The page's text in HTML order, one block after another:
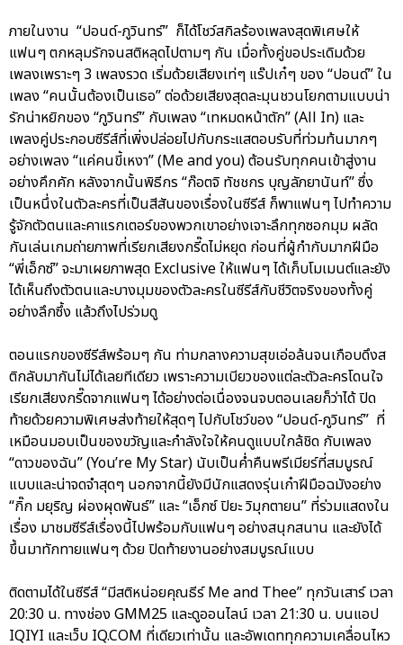
ภายในงาน “ปอนด์-ภูวินทร์” ก็ได้โชว์สกิลร้องเพลงสุดพิเศษให้
แฟนๆ ตกหลุมรักจนสติหลุดไปตามๆ กัน เมื่อทั้งคู่ขอประเดิมด้วย
เพลงเพราะๆ 3 เพลงรวด เริ่มด้วยเสียงเท่ๆ แร๊ปเก๋ๆ ของ “ปอนด์” ใน
เพลง “คนนั้นต้องเป็นเธอ” ต่อด้วยเสียงสุดละมุนชวนโยกตามแบบน่า
รักน่าหยิกของ “ภูวินทร์” กับเพลง “เทหมดหน้าตัก” (All In) และ
เพลงคู่ประกอบซีรีส์ที่เพิ่งปล่อยไปกับกระแสตอบรับที่ท่วมท้นมากๆ
อย่างเพลง “แค่คนขี้เหงา” (Me and you) ต้อนรับทุกคนเข้าสู่งาน
อย่างคึกคัก หลังจากนั้นพิธีกร “ก๊อตจิ ทัชชกร บุญลัภยานันท์” ซึ่ง
เป็นหนึ่งในตัวละครที่เป็นสีสันของเรื่องในซีรีส์ ก็พาแฟนๆ ไปทำความ
รู้จักตัวตนและคาแรกเตอร์ของพวกเขาอย่างเจาะลึกทุกซอกมุม ผลัด
กันเล่นเกมถ่ายภาพที่เรียกเสียงกรี๊ดไม่หยุด ก่อนที่ผู้กำกับมากฝีมือ
“พี่เอ็กซ์” จะมาเผยภาพสุด Exclusive ให้แฟนๆ ได้เก็บโมเมนต์และยัง
ได้เห็นถึงตัวตนและบางมุมของตัวละครในซีรีส์กับชีวิตจริงของทั้งคู่
อย่างลึกซึ้ง แล้วถึงไปร่วมดู
ตอนแรกของซีรีส์พร้อมๆ กัน ท่ามกลางความสุขเอ่อล้นจนเกือบดึงส
ติกลับมากันไม่ได้เลยทีเดียว เพราะความเบียวของแต่ละตัวละครโดนใจ
เรียกเสียงกรี๊ดจากแฟนๆ ได้อย่างต่อเนื่องจนจบตอนเลยก็ว่าได้ ปิด
ท้ายด้วยความพิเศษส่งท้ายให้สุดๆ ไปกับโชว์ของ “ปอนด์-ภูวินทร์” ที่
เหมือนมอบเป็นของขวัญและกำลังใจให้คนดูแบบใกล้ชิด กับเพลง
“ดาวของฉัน” (You’re My Star) นับเป็นค่ำคืนพรีเมียร์ที่สมบูรณ์
แบบและน่าจดจำสุดๆ นอกจากนี้ยังมีนักแสดงรุ่นเก๋าฝีมือฉมังอย่าง
“กิ๊ก มยุริญ ผ่องผุดพันธ์” และ “เอ็กซ์ ปิยะ วิมุกตายน” ที่ร่วมแสดงใน
เรื่อง มาชมซีรีส์เรื่องนี้ไปพร้อมกับแฟนๆ อย่างสนุกสนาน และยังได้
ขึ้นมาทักทายแฟนๆ ด้วย ปิดท้ายงานอย่างสมบูรณ์แบบ
ติดตามได้ในซีรีส์ “มีสติหน่อยคุณธีร์ Me and Thee” ทุกวันเสาร์ เวลา
20:30 น. ทางช่อง GMM25 และดูออนไลน์ เวลา 21:30 น. บนแอป
IQIYI และเว็บ IQ.COM ที่เดียวเท่านั้น และอัพเดททุกความเคลื่อนไหว